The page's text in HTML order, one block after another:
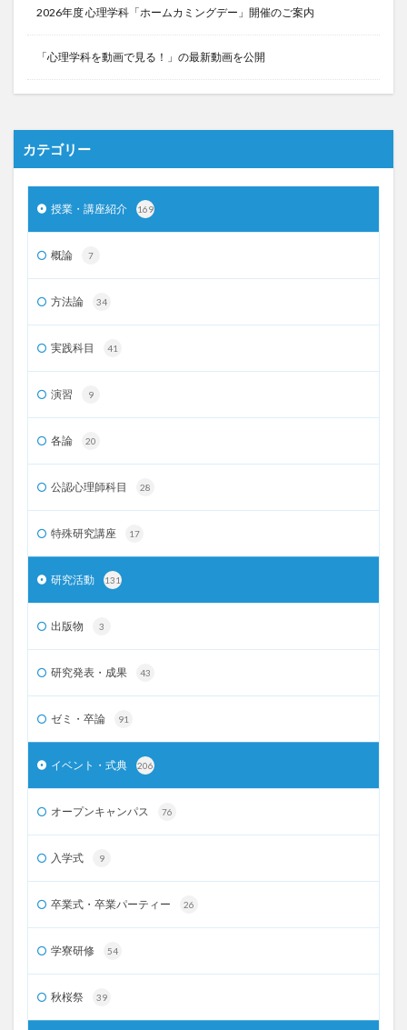
2026年度 心理学科「ホームカミングデー」開催のご案内
「心理学科を動画で見る！」の最新動画を公開
カテゴリー
授業・講座紹介 169
概論 7
方法論 34
実践科目 41
演習 9
各論 20
公認心理師科目 28
特殊研究講座 17
研究活動 131
出版物 3
研究発表・成果 43
ゼミ・卒論 91
イベント・式典 206
オープンキャンパス 76
入学式 9
卒業式・卒業パーティー 26
学寮研修 54
秋桜祭 39